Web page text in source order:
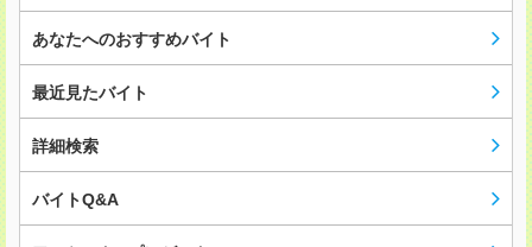
あなたへのおすすめバイト
最近見たバイト
詳細検索
バイトQ&A